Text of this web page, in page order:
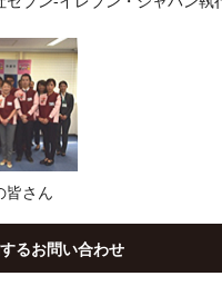
皆さん
るお問い合わせ